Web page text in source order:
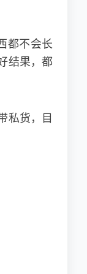
都不会长
结果，都
私货，目